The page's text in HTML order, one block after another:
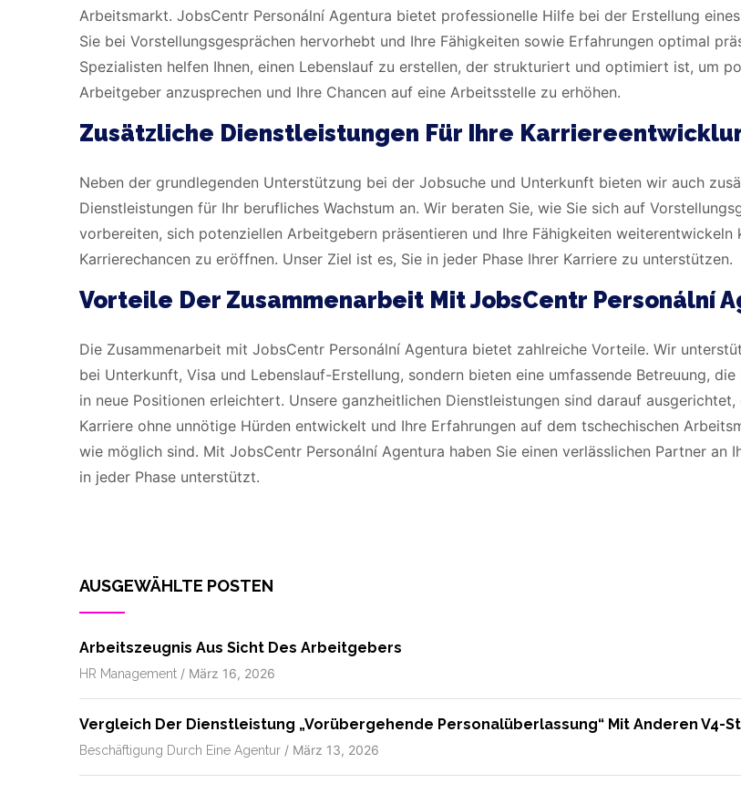
Arbeitsmarkt. JobsCentr Personální Agentura bietet professionelle Hilfe bei der Erstellung
Sie bei Vorstellungsgesprächen hervorhebt und Ihre Fähigkeiten sowie Erfahrungen optimal
Spezialisten helfen Ihnen, einen Lebenslauf zu erstellen, der strukturiert und optimiert ist, um
Arbeitgeber anzusprechen und Ihre Chancen auf eine Arbeitsstelle zu erhöhen.
Zusätzliche Dienstleistungen Für Ihre
Neben der grundlegenden Unterstützung bei der Jobsuche und Unterkunft bieten wir auch
Dienstleistungen für Ihr berufliches Wachstum an. Wir beraten Sie, wie Sie sich auf
vorbereiten, sich potenziellen Arbeitgebern präsentieren und Ihre Fähigkeiten weiterentwickeln
Karrierechancen zu eröffnen. Unser Ziel ist es, Sie in jeder Phase Ihrer Karriere zu unterstützen.
Vorteile Der Zusammenarbeit Mit JobsCentr Personální
Die Zusammenarbeit mit JobsCentr Personální Agentura bietet zahlreiche Vorteile. Wir
bei Unterkunft, Visa und Lebenslauf-Erstellung, sondern bieten eine umfassende Betreuung, die
in neue Positionen erleichtert. Unsere ganzheitlichen Dienstleistungen sind darauf ausgerichtet,
Karriere ohne unnötige Hürden entwickelt und Ihre Erfahrungen auf dem tschechischen
wie möglich sind. Mit JobsCentr Personální Agentura haben Sie einen verlässlichen Partner an
in jeder Phase unterstützt.
AUSGEWÄHLTE POSTEN
Arbeitszeugnis Aus Sicht Des Arbeitgebers
HR Management / März 16, 2026
Vergleich Der Dienstleistung „vorübergehende Personalüberlassung“ Mit Anderen V4-
Beschäftigung Durch Eine Agentur / März 13, 2026